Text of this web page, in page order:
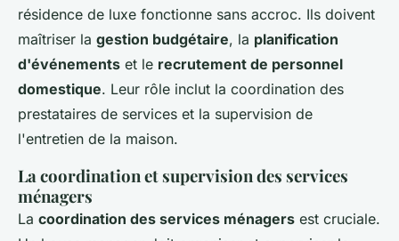
résidence de luxe fonctionne sans accroc. Ils doivent
maîtriser la gestion budgétaire, la planification
d'événements et le recrutement de personnel
domestique. Leur rôle inclut la coordination des
prestataires de services et la supervision de
l'entretien de la maison.
La coordination et supervision des services
ménagers
La coordination des services ménagers est cruciale.